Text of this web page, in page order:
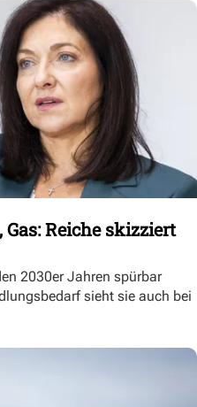
Reiche skizziert
2030er Jahren spürbar
sieht sie auch bei